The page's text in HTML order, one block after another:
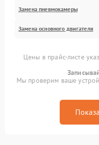
Замена пневмокамеры
Замена основного двигателя
Цены в прайс-листе
Мы проверим ваше